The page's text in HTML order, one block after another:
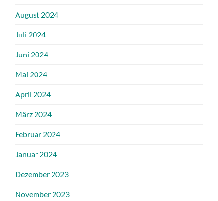
August 2024
Juli 2024
Juni 2024
Mai 2024
April 2024
März 2024
Februar 2024
Januar 2024
Dezember 2023
November 2023